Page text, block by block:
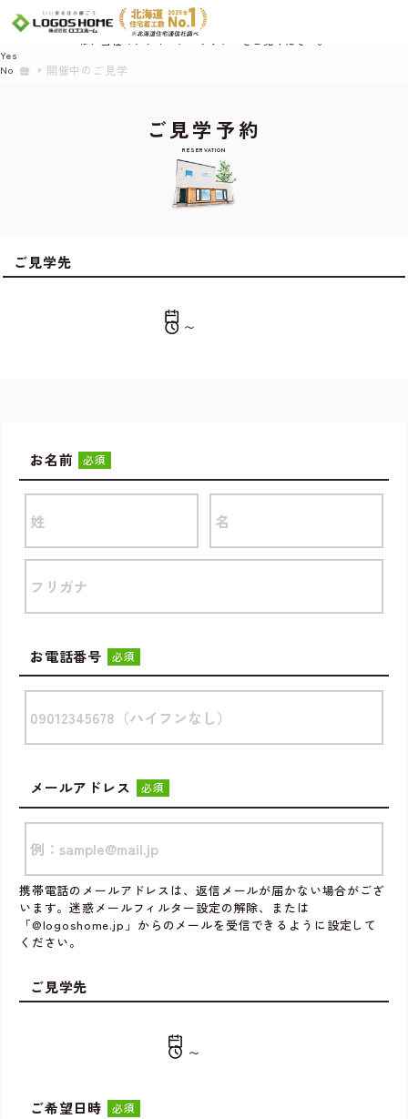
開催中のご見学
ご見学予約
RESERVATION
ご見学先
〜
お名前 必須
お電話番号 必須
メールアドレス 必須
携帯電話のメールアドレスは、返信メールが届かない場合がござ
います。迷惑メールフィルター設定の解除、または
「@logoshome.jp」からのメールを受信できるように設定して
ください。
ご見学先
〜
ご希望日時 必須
Cookie を使用して、お客様の活動を追跡してもよろしいですか? 当社ではお客様の
プライバシーを極めて重視しています。詳細について、およびご質問がある場合
は、当社のプライバシーポリシーをご覧ください。
Yes
No